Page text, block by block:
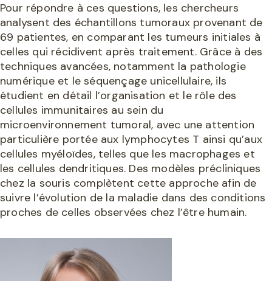
Pour répondre à ces questions, les chercheurs
analysent des échantillons tumoraux provenant de
69 patientes, en comparant les tumeurs initiales à
celles qui récidivent après traitement. Grâce à des
techniques avancées, notamment la pathologie
numérique et le séquençage unicellulaire, ils
étudient en détail l’organisation et le rôle des
cellules immunitaires au sein du
microenvironnement tumoral, avec une attention
particulière portée aux lymphocytes T ainsi qu’aux
cellules myéloïdes, telles que les macrophages et
les cellules dendritiques. Des modèles précliniques
chez la souris complètent cette approche afin de
suivre l’évolution de la maladie dans des conditions
proches de celles observées chez l’être humain.